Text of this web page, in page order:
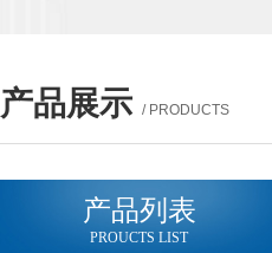
产品展示 / PRODUCTS
产品列表
PROUCTS LIST